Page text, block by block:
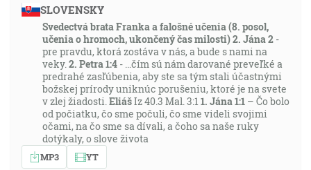
SLOVENSKY
Svedectvá brata Franka a falošné učenia (8. posol,
učenia o hromoch, ukončený čas milosti)2. Jána 2 -
pre pravdu, ktorá zostáva v nás, a bude s nami na
veky.2. Petra 1:4 - …čím sú nám darované preveľké a
predrahé zasľúbenia, aby ste sa tým stali účastnými
božskej prírody uniknúc porušeniu, ktoré je na svete
v zlej žiadosti.EliášIz 40.3 Mal. 3:11. Jána 1:1 – Čo bolo
od počiatku, čo sme počuli, čo sme videli svojimi
očami, na čo sme sa dívali, a čoho sa naše ruky
dotýkaly, o slove života
MP3 YT